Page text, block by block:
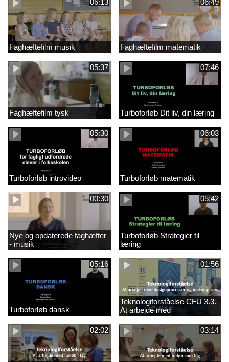
06:13
Faghæftefilm musik
06:49
Faghæftefilm matematik
05:37
Faghæftefilm tysk
07:46
Turboforløb Dit liv, din læring
05:30
Turboforløb introvideo
06:03
Turboforløb matematik
00:30
Nye og opdaterede faghæfter
- musik
05:42
Turboforløb Strategier til
læring
05:16
Turboforløb dansk
01:56
Teknologiforståelse CFU 3.3.
At arbejde med
designprocesser og
makerspaces
02:02 03:14